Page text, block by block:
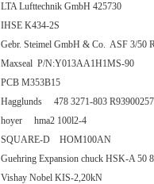
LTA Lufttechnik GmbH 425730
IHSE K434-2S
Gebr. Steimel GmbH & Co. ASF 3/50
Maxseal P/N:Y013AA1H1MS-90
PCB M353B15
Hagglunds 478 3271-803
hoyer hma2 100l2-4
SQUARE-D HOM100AN
Guehring Expansion chuck HSK-A 50
Vishay Nobel KIS-2,20kN